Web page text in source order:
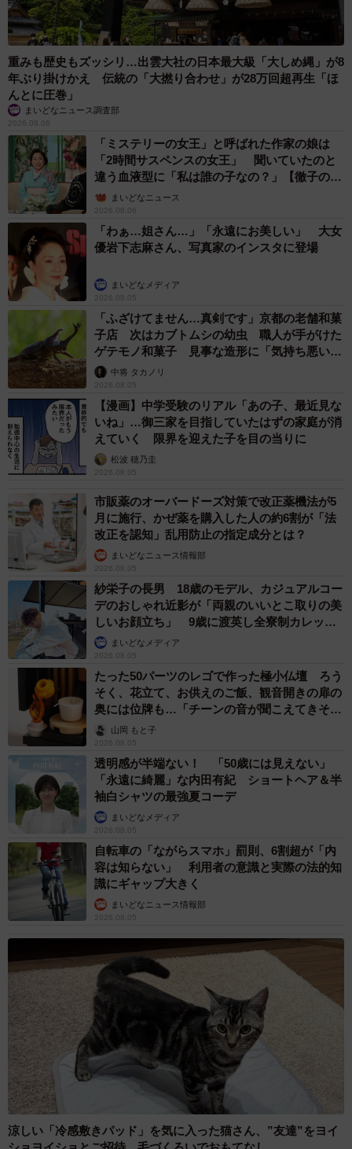
重みも歴史もズッシリ…出雲大社の日本最大級「大しめ縄」が8
年ぶり掛けかえ 伝統の「大撚り合わせ」が28万回超再生「ほ
んとに圧巻」
まいどなニュース調査部
2026.08.06
「ミステリーの女王」と呼ばれた作家の娘は
「2時間サスペンスの女王」 聞いていたのと
違う血液型に「私は誰の子なの？」【徹子の部
屋】まいどなニュース
2026.08.06
「わぁ…姐さん…」「永遠にお美しい」 大女
優岩下志麻さん、写真家のインスタに登場
まいどなメディア
2026.08.05
「ふざけてません…真剣です」京都の老舗和菓
子店 次はカブトムシの幼虫 職人が手がけた
ゲテモノ和菓子 見事な造形に「気持ち悪いく
らいリアル」
中将 タカノリ
2026.08.05
【漫画】中学受験のリアル「あの子、最近見な
いね」…御三家を目指していたはずの家庭が消
えていく 限界を迎えた子を目の当りに
松波 穂乃圭
2026.08.05
市販薬のオーバードーズ対策で改正薬機法が5
月に施行、かぜ薬を購入した人の約6割が「法
改正を認知」乱用防止の指定成分とは？
まいどなニュース情報部
2026.08.05
紗栄子の長男 18歳のモデル、カジュアルコー
デのおしゃれ近影が「両親のいいとこ取りの美
しいお顔立ち」 9歳に渡英し全寮制カレッジ
で学ぶまいどなメディア
2026.08.05
たった50パーツのレゴで作った極小仏壇 ろう
そく、花立て、お供えのご飯、観音開きの扉の
奥には位牌も…「チーンの音が聞こえてきそ
う」山岡 もと子
2026.08.05
透明感が半端ない！ 「50歳には見えない」
「永遠に綺麗」な内田有紀 ショートヘア＆半
袖白シャツの最強夏コーデ
まいどなメディア
2026.08.05
自転車の「ながらスマホ」罰則、6割超が「内
容は知らない」 利用者の意識と実際の法的知
識にギャップ大きく
まいどなニュース情報部
2026.08.05
涼しい「冷感敷きパッド」を気に入った猫さん、”友達”をヨイ